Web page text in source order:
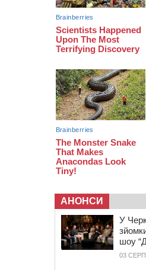
тис грн
до договору
08:20 Обрано
директора
07:23 Уманські
країни
термін у
АНОНСИ
У
шоу
03